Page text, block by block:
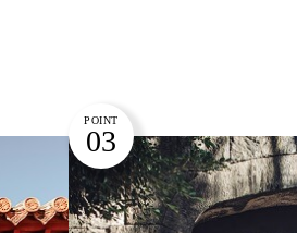
POINT
03